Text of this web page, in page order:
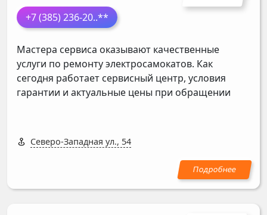
+7 (385) 236-20..**
Мастера сервиса оказывают качественные
услуги по ремонту электросамокатов. Как
сегодня работает сервисный центр, условия
гарантии и актуальные цены при обращении
Северо-Западная ул., 54